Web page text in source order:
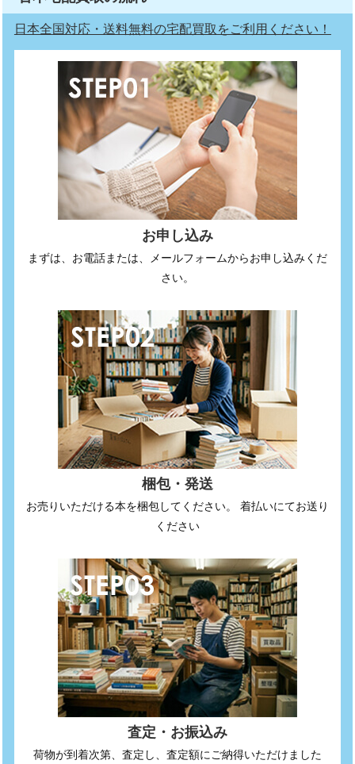
日本全国対応・送料無料の宅配買取をご利用ください！
お申し込み
まずは、お電話または、メールフォームからお申し込みくだ
さい。
梱包・発送
お売りいただける本を梱包してください。 着払いにてお送り
ください
査定・お振込み
荷物が到着次第、査定し、査定額にご納得いただけました